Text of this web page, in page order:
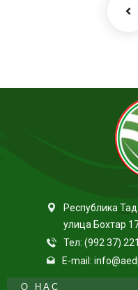
Республика
улица Бохтар
Тел: (992 37)
E-mail:
О НАС